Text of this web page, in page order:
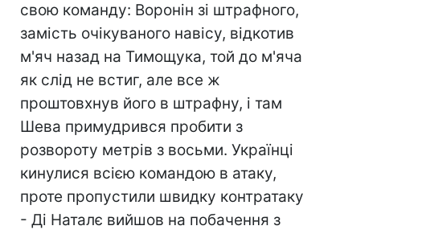
свою команду: Воронін зі штрафного,
замість очікуваного навісу, відкотив
м'яч назад на Тимощука, той до м'яча
як слід не встиг, але все ж
проштовхнув його в штрафну, і там
Шева примудрився пробити з
розвороту метрів з восьми. Українці
кинулися всією командою в атаку,
проте пропустили швидку контратаку
- Ді Наталє вийшов на побачення з